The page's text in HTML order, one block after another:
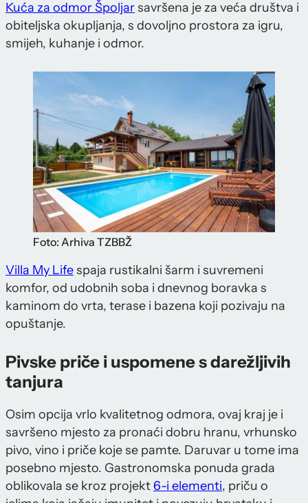
Kuća za odmor Špoljarsavršena je za veća društva i
obiteljska okupljanja, s dovoljno prostora za igru,
smijeh, kuhanje i odmor.
Foto: Arhiva TZBBŽ
Villa My Lifespaja rustikalni šarm i suvremeni
komfor, od udobnih soba i dnevnog boravka s
kaminom do vrta, terase i bazena koji pozivaju na
opuštanje.
Pivske priče i uspomene s darežljivih
tanjura
Osim opcija vrlo kvalitetnog odmora, ovaj kraj je i
savršeno mjesto za pronaći dobru hranu, vrhunsko
pivo, vino i priče koje se pamte. Daruvar u tome ima
posebno mjesto. Gastronomska ponuda grada
oblikovala se kroz projekt 6-i elementi, priču o